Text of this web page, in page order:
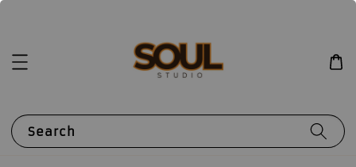
Search